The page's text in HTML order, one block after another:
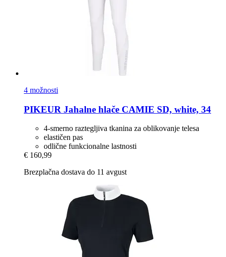
4 možnosti
PIKEUR Jahalne hlače CAMIE SD, white, 34
4-smerno raztegljiva tkanina za oblikovanje telesa
elastičen pas
odlične funkcionalne lastnosti
€ 160,99
Brezplačna dostava do 11 avgust